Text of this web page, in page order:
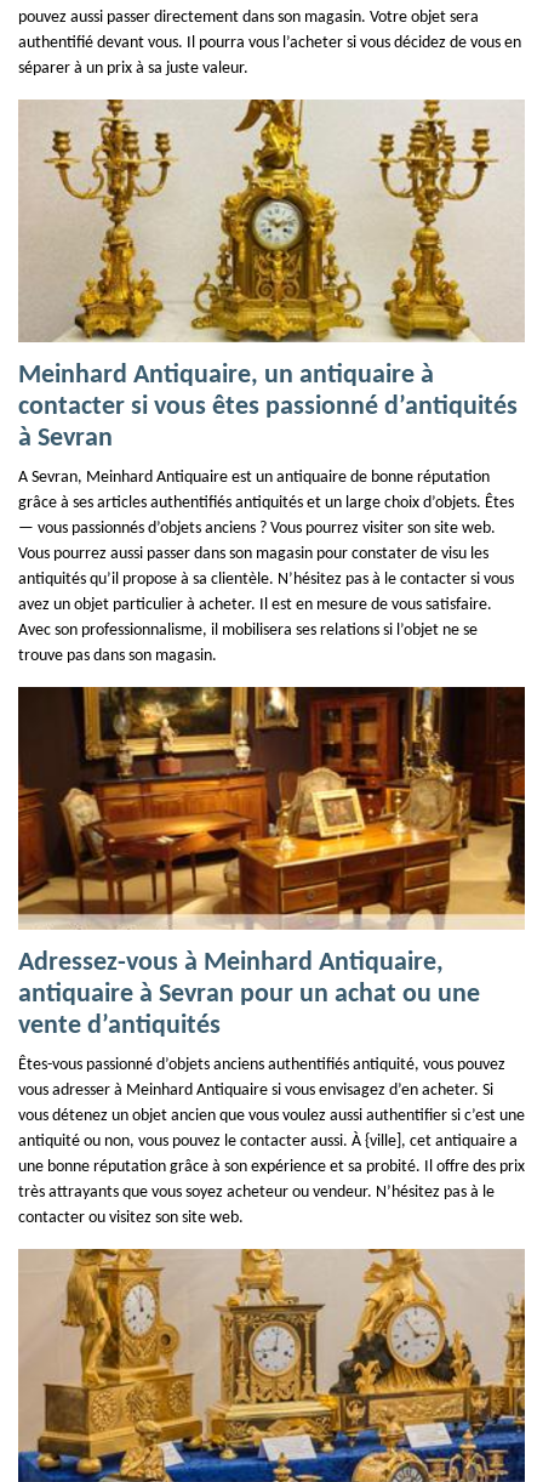
pouvez aussi passer directement dans son magasin. Votre objet sera
authentifié devant vous. Il pourra vous l’acheter si vous décidez de vous en
séparer à un prix à sa juste valeur.
Meinhard Antiquaire, un antiquaire à
contacter si vous êtes passionné d’antiquités
à Sevran
A Sevran, Meinhard Antiquaire est un antiquaire de bonne réputation
grâce à ses articles authentifiés antiquités et un large choix d’objets. Êtes
— vous passionnés d’objets anciens ? Vous pourrez visiter son site web.
Vous pourrez aussi passer dans son magasin pour constater de visu les
antiquités qu’il propose à sa clientèle. N’hésitez pas à le contacter si vous
avez un objet particulier à acheter. Il est en mesure de vous satisfaire.
Avec son professionnalisme, il mobilisera ses relations si l’objet ne se
trouve pas dans son magasin.
Adressez-vous à Meinhard Antiquaire,
antiquaire à Sevran pour un achat ou une
vente d’antiquités
Êtes-vous passionné d’objets anciens authentifiés antiquité, vous pouvez
vous adresser à Meinhard Antiquaire si vous envisagez d’en acheter. Si
vous détenez un objet ancien que vous voulez aussi authentifier si c’est une
antiquité ou non, vous pouvez le contacter aussi. À {ville], cet antiquaire a
une bonne réputation grâce à son expérience et sa probité. Il offre des prix
très attrayants que vous soyez acheteur ou vendeur. N’hésitez pas à le
contacter ou visitez son site web.